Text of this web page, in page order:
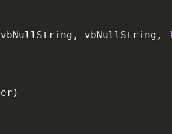
vbNullString , vbNullString ,
)